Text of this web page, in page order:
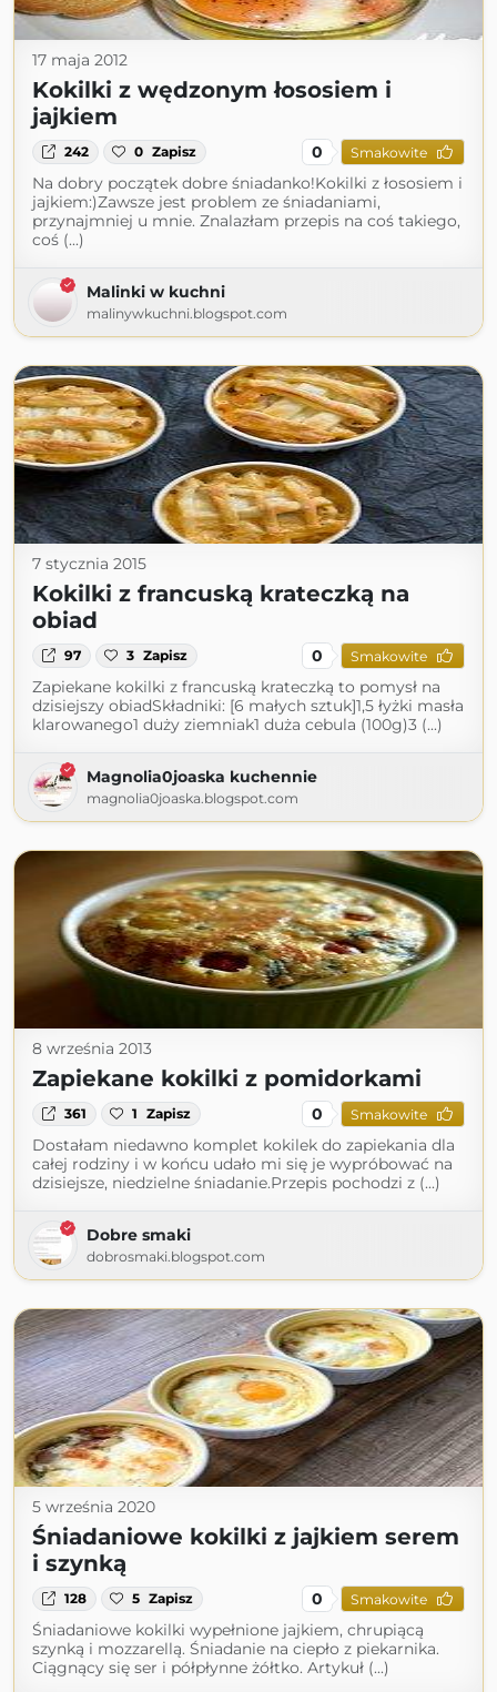
17 maja 2012
Kokilki z wędzonym łososiem i
jajkiem
242 0 Zapisz 0 Smakowite
Na dobry początek dobre śniadanko!Kokilki z łososiem i
jajkiem:)Zawsze jest problem ze śniadaniami,
przynajmniej u mnie. Znalazłam przepis na coś takiego,
coś (...)
Malinki w kuchni
malinywkuchni.blogspot.com
7 stycznia 2015
Kokilki z francuską krateczką na
obiad
97 3 Zapisz 0 Smakowite
Zapiekane kokilki z francuską krateczką to pomysł na
dzisiejszy obiadSkładniki: [6 małych sztuk]1,5 łyżki masła
klarowanego1 duży ziemniak1 duża cebula (100g)3 (...)
Magnolia0joaska kuchennie
magnolia0joaska.blogspot.com
8 września 2013
Zapiekane kokilki z pomidorkami
361 1 Zapisz 0 Smakowite
Dostałam niedawno komplet kokilek do zapiekania dla
całej rodziny i w końcu udało mi się je wypróbować na
dzisiejsze, niedzielne śniadanie.Przepis pochodzi z (...)
Dobre smaki
dobrosmaki.blogspot.com
5 września 2020
Śniadaniowe kokilki z jajkiem serem
i szynką
128 5 Zapisz 0 Smakowite
Śniadaniowe kokilki wypełnione jajkiem, chrupiącą
szynką i mozzarellą. Śniadanie na ciepło z piekarnika.
Ciągnący się ser i półpłynne żółtko. Artykuł (...)